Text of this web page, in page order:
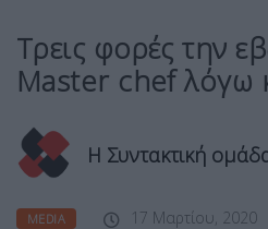
Τρεις φορές την
Master chef λόγω
Η Συντακτική
MEDIA 17 Μαρτίου, 2020